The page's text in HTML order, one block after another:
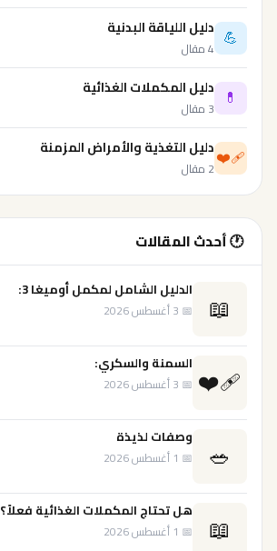
💪 دليل اللياقة البدنية
4 مقال
💊 دليل المكملات الغذائية
3 مقال
❤️‍🩹دليل التغذية والأمراض المزمنة
2 مقال
🕐 أحدث المقالات
📖 الدليل الشامل لمكمل أوميغا 3:
📅 3 أغسطس 2026
❤️‍🩹 السمنة والسكري:
📅 3 أغسطس 2026
🥗 وصفات لذيذة
📅 1 أغسطس 2026
📖 هل تحتاج المكملات الغذائية فعلاً؟
📅 1 أغسطس 2026